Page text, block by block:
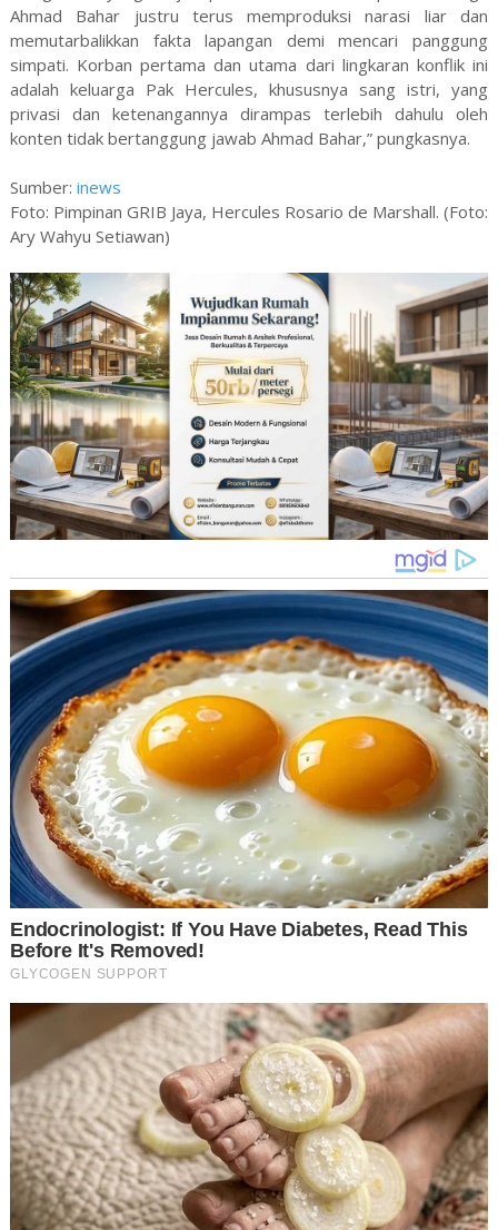
Ahmad Bahar justru terus memproduksi narasi liar dan
memutarbalikkan fakta lapangan demi mencari panggung
simpati. Korban pertama dan utama dari lingkaran konflik ini
adalah keluarga Pak Hercules, khususnya sang istri, yang
privasi dan ketenangannya dirampas terlebih dahulu oleh
konten tidak bertanggung jawab Ahmad Bahar,” pungkasnya.
Sumber: inews
Foto: Pimpinan GRIB Jaya, Hercules Rosario de Marshall. (Foto:
Ary Wahyu Setiawan)